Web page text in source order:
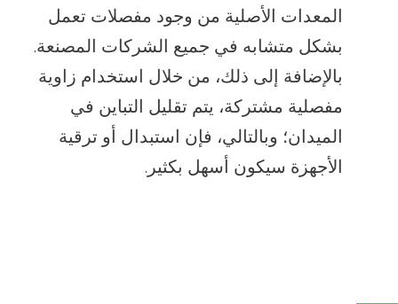
المعدات الأصلية من وجود مفصلات تعمل
بشكل متشابه في جميع الشركات المصنعة.
بالإضافة إلى ذلك، من خلال استخدام زاوية
مفصلية مشتركة، يتم تقليل التباين في
الميدان؛ وبالتالي، فإن استبدال أو ترقية
الأجهزة سيكون أسهل بكثير.